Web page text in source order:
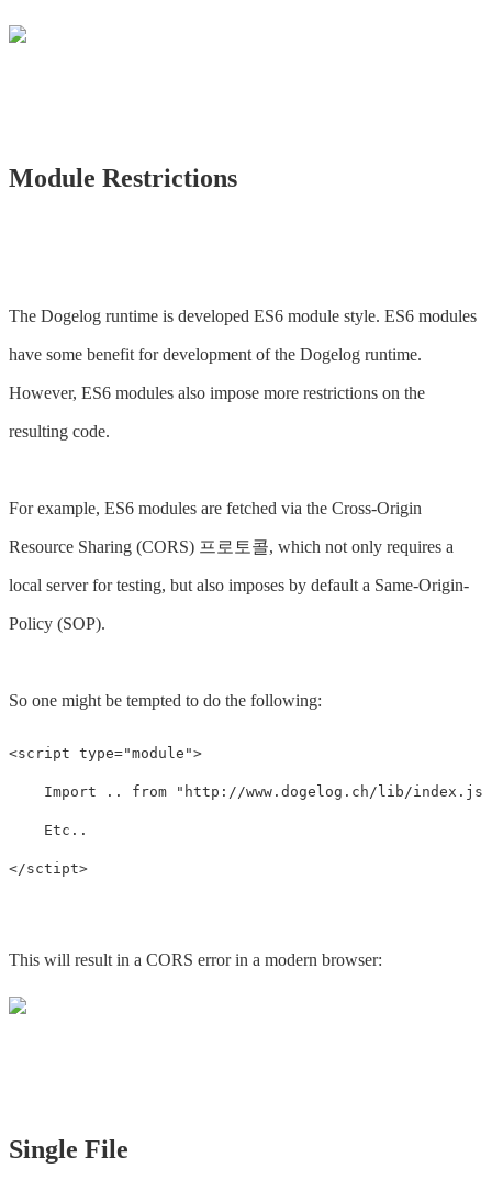
Module Restrictions
The Dogelog runtime is developed ES6 module style. ES6 modules
have some benefit for development of the Dogelog runtime.
However, ES6 modules also impose more restrictions on the
resulting code.
For example, ES6 modules are fetched via the Cross-Origin
Resource Sharing (CORS) 프로토콜, which not only requires a
local server for testing, but also imposes by default a Same-Origin-
Policy (SOP).
So one might be tempted to do the following:
<script type="module">
Import .. from "http://www.dogelog.ch/lib/
    Etc..
This will result in a CORS error in a modern browser:
Single File